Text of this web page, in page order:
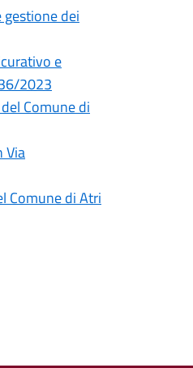
dei
e
2023
Comune di
Via
Comune di Atri